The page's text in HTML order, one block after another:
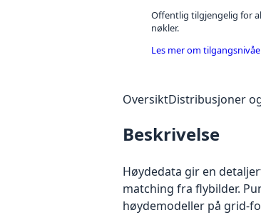
Offentlig tilgjengelig for
nøkler.
Les mer om
OversiktDistribusjoner
Beskrivelse
Høydedata gir en
matching fra flybilder.
høydemodeller på grid-